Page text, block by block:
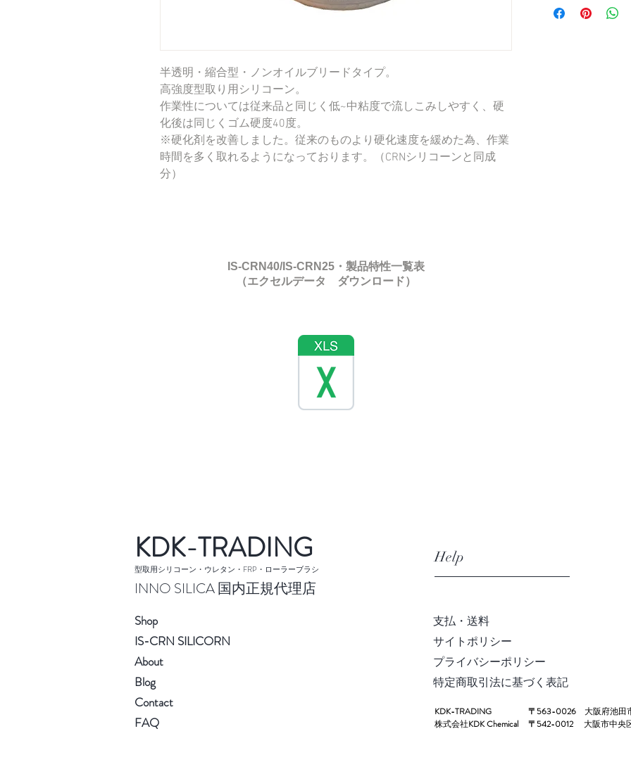
半透明・縮合型・ノンオイルブリードタイプ。
高強度型取り用シリコーン。
作業性については従来品と同じく低~中粘度で流しこみしやすく、硬
化後は同じくゴム硬度40度。
※硬化剤を改善しました。従来のものより硬化速度を緩めた為、作業
時間を多く取れるようになっております。（CRNシリコーンと同成
分）
硬化剤は未使用のも
IS-CRN40/IS-CRN25・ 製品特性一覧表
​（エクセルデータ ダウンロード）
KDK-TRADING
型取用シリコーン・ウレタン・FRP・ローラーブラシ
INNO SILICA 国内正規代理店
Help
Shop
IS-CRN SILICORN
About
Blog
Contact
FAQ
支払・送料
サイトポリシー
プライバシーポリシー
​特定商取引法に基づく表記
KDK-TRADING
株式会社KDK Chemical
〒563-0026 大阪府池田
〒542-0012 大阪市中央